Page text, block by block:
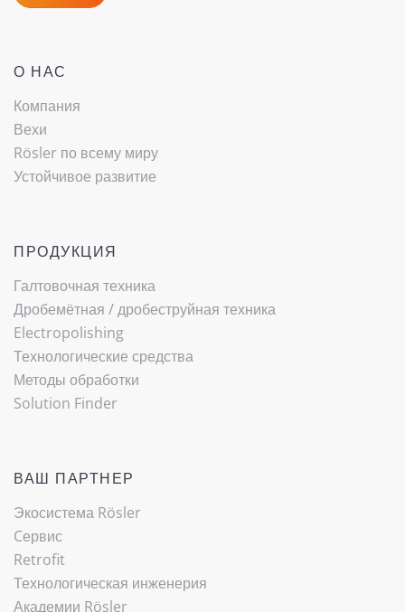
О НАС
Компания
Вехи
Rösler по всему миру
Устойчивое развитие
ПРОДУКЦИЯ
Галтовочная техника
Дробемётная / ­дробеструйная техника
Electropolishing
Технологические средства
Методы обработки
Solution Finder
ВАШ ПАРТНЕР
Экосистема Rösler
Cервис
Retrofit
Технологическая инженерия
Академии Rösler